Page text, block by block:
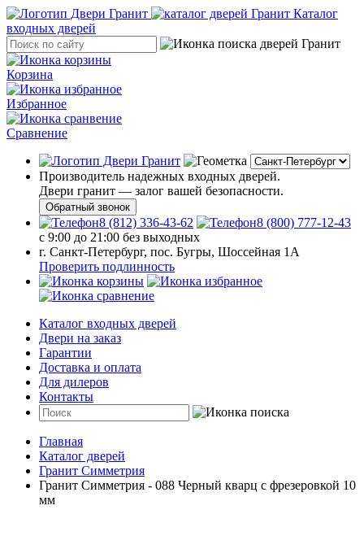
Каталог
входных дверей
Корзина
Избранное
Сравнение
Производитель надежных входных дверей.
Двери гранит — залог вашей безопасности.
Обратный звонок
8 (812) 336-43-62
8 (800) 777-12-43
с 9:00 до 21:00 без выходных
г. Санкт-Петербург, пос. Бугры, Шоссейная 1А
Проверить подлинность
Каталог входных дверей
Двери на заказ
Гарантии
Доставка и оплата
Для дилеров
Контакты
Главная
Каталог дверей
Гранит Симметрия
Гранит Симметрия - 088 Черный кварц с фрезеровкой 10
мм